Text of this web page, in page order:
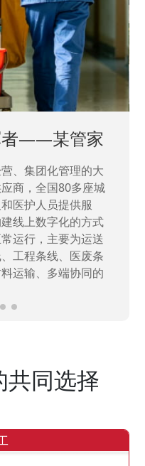
——银光化学
目之一。属于国家
建设中，存在大
，需要投入大量人
信低代码平台，解
提升整体的IT研发
共同选择